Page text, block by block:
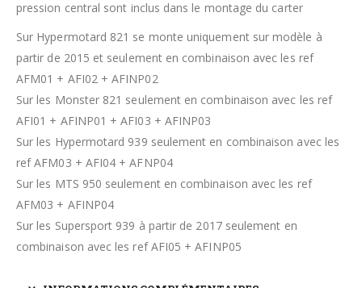
pression central sont inclus dans le montage du carter
Sur Hypermotard 821 se monte uniquement sur modèle à
partir de 2015 et seulement en combinaison avec les ref
AFM01 + AFI02 + AFINP02
Sur les Monster 821 seulement en combinaison avec les ref
AFI01 + AFINP01 + AFI03 + AFINP03
Sur les Hypermotard 939 seulement en combinaison avec les
ref AFM03 + AFI04 + AFNP04
Sur les MTS 950 seulement en combinaison avec les ref
AFM03 + AFINP04
Sur les Supersport 939 à partir de 2017 seulement en
combinaison avec les ref AFI05 + AFINP05